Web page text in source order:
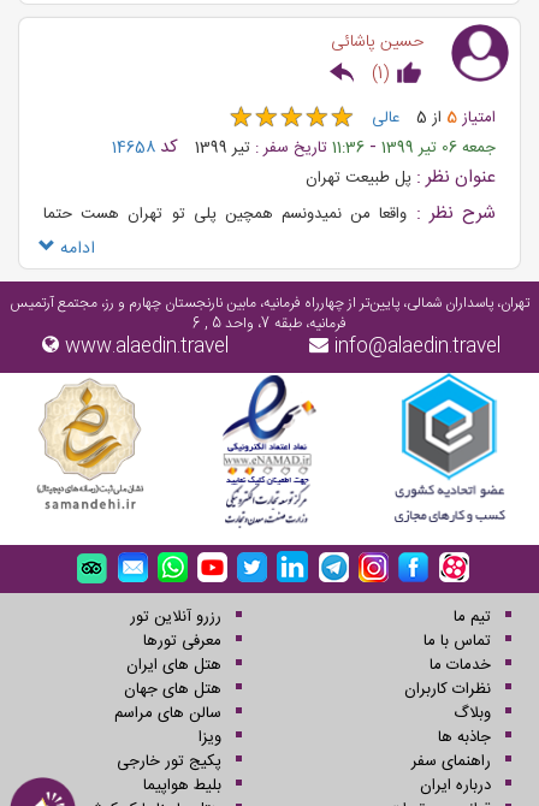
حسین پاشائی
(
1
)
امتیاز5 از 5 عالی ★★★★★
★★★★★
جمعه 06 تیر 1399 -
11:36تاریخ سفر : تیر 1399 کد 14658
عنوان نظر : پل طبیعت تهران
شرح نظر : واقعا من نمیدونسم همچین پلی تو تهران هست حتما
هرطور شده امتحانش میکنم و پیشنهاد میکنم اگر از کار خسته شدید یه
سر به این پل بزنید تا خستگیتون در بره شهروندان تهرانی عزیز
ادامه
تهران، پاسداران شمالی، پایین‌تر از چهارراه فرمانیه، مابین نارنجستان چهارم و رز، مجتمع آرتمیس
فرمانیه، طبقه 7، واحد 5 , 6
info@alaedin.travel
www.alaedin.travel
تیم ما
تماس با ما
خدمات ما
نظرات کاربران
وبلاگ
جاذبه ها
راهنمای سفر
درباره ایران
رزرو آنلاین تور
معرفی تورها
هتل های ایران
هتل های جهان
سالن های مراسم
ویزا
پکیج تور خارجی
بلیط هواپیما